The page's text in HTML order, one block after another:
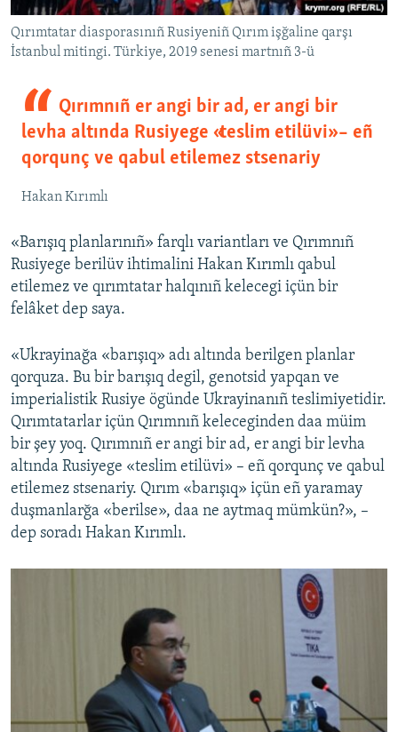
Qırımtatar diasporasınıñ Rusiyeniñ Qırım işğaline qarşı
İstanbul mitingi. Türkiye, 2019 senesi martnıñ 3-ü
Qırımnıñ er angi bir ad, er angi bir
levha altında Rusiyege «teslim etilüvi» – eñ
qorqunç ve qabul etilemez stsenariy
Hakan Kırımlı
«Barışıq planlarınıñ» farqlı variantları ve Qırımnıñ
Rusiyege berilüv ihtimalini Hakan Kırımlı qabul
etilemez ve qırımtatar halqınıñ kelecegi içün bir
felâket dep saya.
«Ukrayinağa «barışıq» adı altında berilgen planlar
qorquza. Bu bir barışıq degil, genotsid yapqan ve
imperialistik Rusiye ögünde Ukrayinanıñ teslimiyetidir.
Qırımtatarlar içün Qırımnıñ keleceginden daa müim
bir şey yoq. Qırımnıñ er angi bir ad, er angi bir levha
altında Rusiyege «teslim etilüvi» – eñ qorqunç ve qabul
etilemez stsenariy. Qırım «barışıq» içün eñ yaramay
duşmanlarğa «berilse», daa ne aytmaq mümkün?», –
dep soradı Hakan Kırımlı.